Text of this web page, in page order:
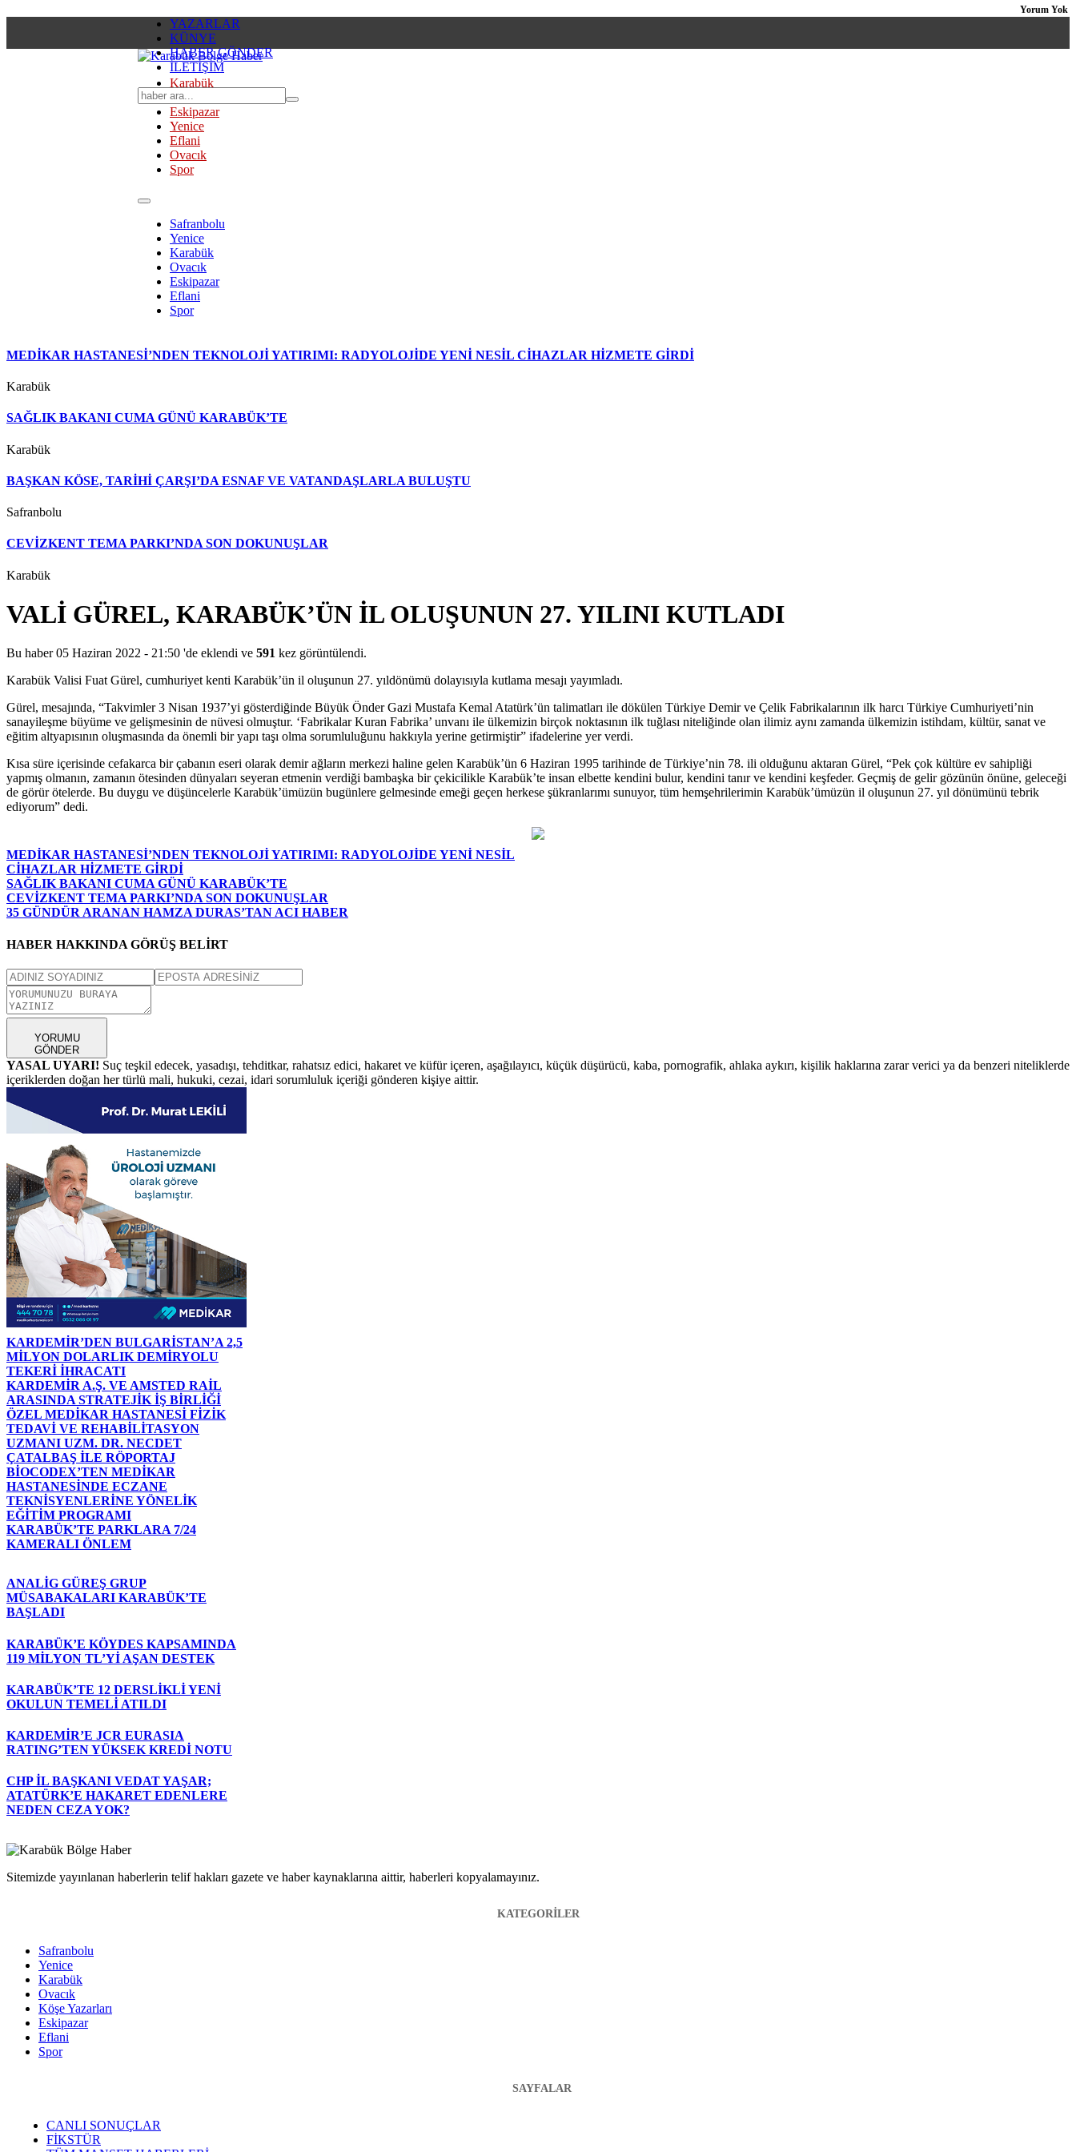
YAZARLAR
KÜNYE
HABER GÖNDER
İLETİŞİM
Karabük
Safranbolu
Eskipazar
Yenice
Eflani
Ovacık
Spor
Safranbolu
Yenice
Karabük
Ovacık
Eskipazar
Eflani
Spor
MEDİKAR HASTANESİ’NDEN TEKNOLOJİ YATIRIMI: RADYOLOJİDE YENİ NESİL CİHAZLAR HİZMETE GİRDİ
Karabük
SAĞLIK BAKANI CUMA GÜNÜ KARABÜK’TE
Karabük
BAŞKAN KÖSE, TARİHİ ÇARŞI’DA ESNAF VE VATANDAŞLARLA BULUŞTU
Safranbolu
CEVİZKENT TEMA PARKI’NDA SON DOKUNUŞLAR
Karabük
VALİ GÜREL, KARABÜK’ÜN İL OLUŞUNUN 27. YILINI KUTLADI
Bu haber 05 Haziran 2022 - 21:50 'de eklendi ve 591 kez görüntülendi.
Karabük Valisi Fuat Gürel, cumhuriyet kenti Karabük’ün il oluşunun 27. yıldönümü dolayısıyla kutlama mesajı yayımladı.
Gürel, mesajında, “Takvimler 3 Nisan 1937’yi gösterdiğinde Büyük Önder Gazi Mustafa Kemal Atatürk’ün talimatları ile dökülen Türkiye Demir ve Çelik Fabrikalarının ilk harcı Türkiye Cumhuriyeti’nin
sanayileşme büyüme ve gelişmesinin de nüvesi olmuştur. ‘Fabrikalar Kuran Fabrika’ unvanı ile ülkemizin birçok noktasının ilk tuğlası niteliğinde olan ilimiz aynı zamanda ülkemizin istihdam, kültür, sanat ve
eğitim altyapısının oluşmasında da önemli bir yapı taşı olma sorumluluğunu hakkıyla yerine getirmiştir” ifadelerine yer verdi.
Kısa süre içerisinde cefakarca bir çabanın eseri olarak demir ağların merkezi haline gelen Karabük’ün 6 Haziran 1995 tarihinde de Türkiye’nin 78. ili olduğunu aktaran Gürel, “Pek çok kültüre ev sahipliği
yapmış olmanın, zamanın ötesinden dünyaları seyeran etmenin verdiği bambaşka bir çekicilikle Karabük’te insan elbette kendini bulur, kendini tanır ve kendini keşfeder. Geçmiş de gelir gözünün önüne, geleceği
de görür ötelerde. Bu duygu ve düşüncelerle Karabük’ümüzün bugünlere gelmesinde emeği geçen herkese şükranlarımı sunuyor, tüm hemşehrilerimin Karabük’ümüzün il oluşunun 27. yıl dönümünü tebrik
ediyorum” dedi.
MEDİKAR HASTANESİ’NDEN TEKNOLOJİ YATIRIMI: RADYOLOJİDE YENİ NESİL
CİHAZLAR HİZMETE GİRDİ
SAĞLIK BAKANI CUMA GÜNÜ KARABÜK’TE
CEVİZKENT TEMA PARKI’NDA SON DOKUNUŞLAR
35 GÜNDÜR ARANAN HAMZA DURAS’TAN ACI HABER
HABER HAKKINDA GÖRÜŞ BELİRT
Yorum Yok
YORUMU
GÖNDER
YASAL UYARI! Suç teşkil edecek, yasadışı, tehditkar, rahatsız edici, hakaret ve küfür içeren, aşağılayıcı, küçük düşürücü, kaba, pornografik, ahlaka aykırı, kişilik haklarına zarar verici ya da benzeri niteliklerde
içeriklerden doğan her türlü mali, hukuki, cezai, idari sorumluluk içeriği gönderen kişiye aittir.
KARDEMİR’DEN BULGARİSTAN’A 2,5
MİLYON DOLARLIK DEMİRYOLU
TEKERİ İHRACATI
KARDEMİR A.Ş. VE AMSTED RAİL
ARASINDA STRATEJİK İŞ BİRLİĞİ
ÖZEL MEDİKAR HASTANESİ FİZİK
TEDAVİ VE REHABİLİTASYON
UZMANI UZM. DR. NECDET
ÇATALBAŞ İLE RÖPORTAJ
BİOCODEX’TEN MEDİKAR
HASTANESİNDE ECZANE
TEKNİSYENLERİNE YÖNELİK
EĞİTİM PROGRAMI
KARABÜK’TE PARKLARA 7/24
KAMERALI ÖNLEM
ANALİG GÜREŞ GRUP
MÜSABAKALARI KARABÜK’TE
BAŞLADI
KARABÜK’E KÖYDES KAPSAMINDA
119 MİLYON TL’Yİ AŞAN DESTEK
KARABÜK’TE 12 DERSLİKLİ YENİ
OKULUN TEMELİ ATILDI
KARDEMİR’E JCR EURASIA
RATING’TEN YÜKSEK KREDİ NOTU
CHP İL BAŞKANI VEDAT YAŞAR;
ATATÜRK’E HAKARET EDENLERE
NEDEN CEZA YOK?
Sitemizde yayınlanan haberlerin telif hakları gazete ve haber kaynaklarına aittir, haberleri kopyalamayınız.
KATEGORİLER
Safranbolu
Yenice
Karabük
Ovacık
Köşe Yazarları
Eskipazar
Eflani
Spor
SAYFALAR
CANLI SONUÇLAR
FİKSTÜR